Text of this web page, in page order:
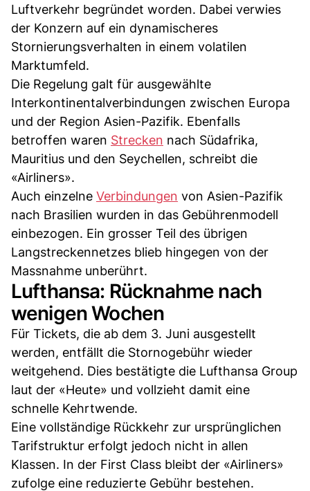
Luftverkehr begründet worden. Dabei verwies
der Konzern auf ein dynamischeres
Stornierungsverhalten in einem volatilen
Marktumfeld.
Die Regelung galt für ausgewählte
Interkontinentalverbindungen zwischen Europa
und der Region Asien-Pazifik. Ebenfalls
betroffen waren Strecken nach Südafrika,
Mauritius und den Seychellen, schreibt die
«Airliners».
Auch einzelne Verbindungen von Asien-Pazifik
nach Brasilien wurden in das Gebührenmodell
einbezogen. Ein grosser Teil des übrigen
Langstreckennetzes blieb hingegen von der
Massnahme unberührt.
Lufthansa: Rücknahme nach
wenigen Wochen
Für Tickets, die ab dem 3. Juni ausgestellt
werden, entfällt die Stornogebühr wieder
weitgehend. Dies bestätigte die Lufthansa Group
laut der «Heute» und vollzieht damit eine
schnelle Kehrtwende.
Eine vollständige Rückkehr zur ursprünglichen
Tarifstruktur erfolgt jedoch nicht in allen
Klassen. In der First Class bleibt der «Airliners»
zufolge eine reduzierte Gebühr bestehen.